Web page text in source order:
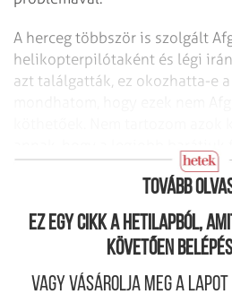
A herceg többször is szolgált
helikopterpilótaként és légi
azt találgatták, ez okozhatta-e
Hála Istennek nem tartozom
Tovább
Ez egy cikk a hetilapból,
követően
Vagy vásárolja meg a